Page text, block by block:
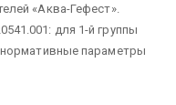
«Аква-Гефест».
для 1-й группы
параметры